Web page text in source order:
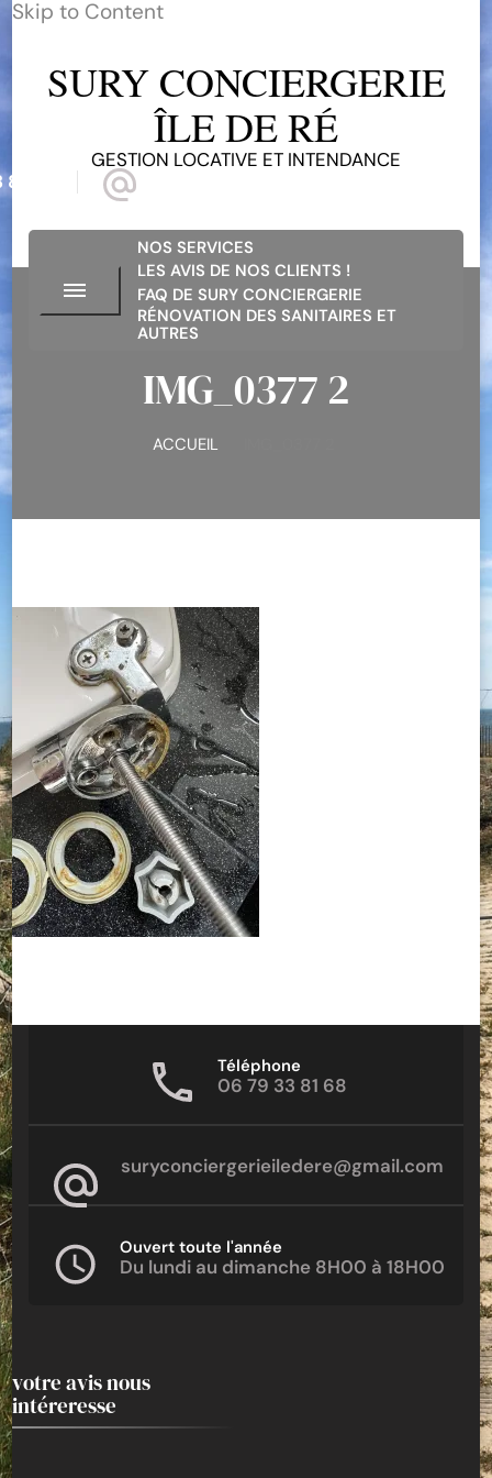
Skip to Content
SURY CONCIERGERIE
ÎLE DE RÉ
GESTION LOCATIVE ET INTENDANCE
68
NOS SERVICES
LES AVIS DE NOS CLIENTS !
FAQ DE SURY CONCIERGERIE
RÉNOVATION DES SANITAIRES ET
AUTRES
IMG_0377 2
ACCUEIL
Téléphone
06 79 33 81 68
suryconciergerieiledere@gmail.com
Ouvert toute l'année
Du lundi au dimanche 8H00 à 18H00
votre avis nous
intéreresse